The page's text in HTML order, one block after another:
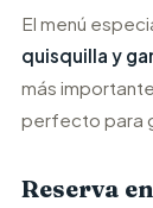
El menú
quisquilla y
más importante,
perfecto para
Reserva